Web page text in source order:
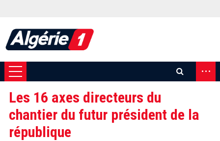
...
Les 16 axes directeurs du
chantier du futur président de la
république